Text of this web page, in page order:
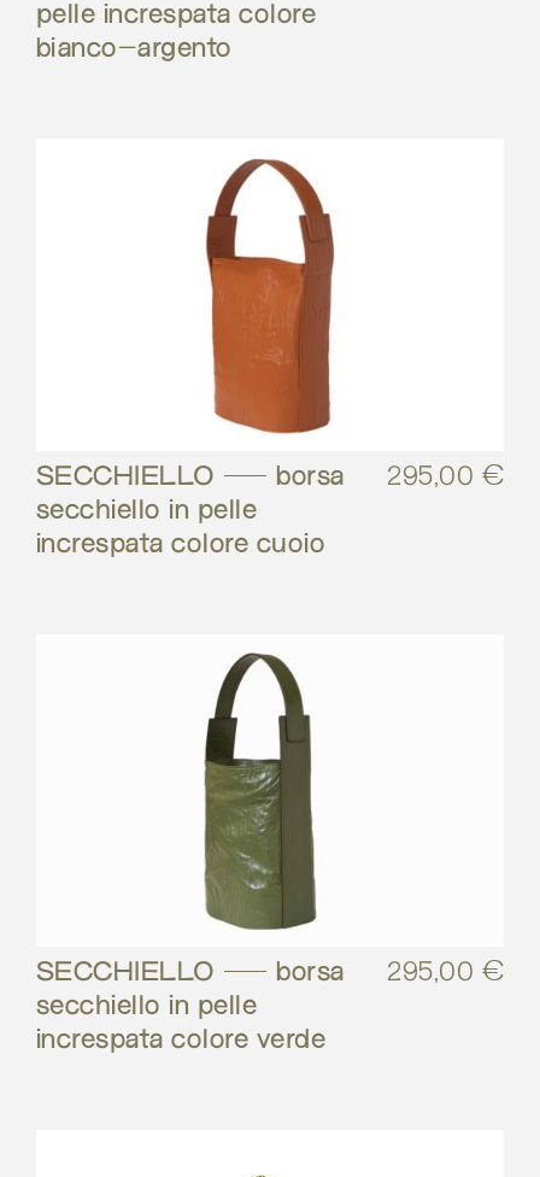
pelle increspata colore
bianco-argento
SECCHIELLO – borsa
secchiello in pelle
increspata colore cuoio
295,00 €
SECCHIELLO – borsa
secchiello in pelle
increspata colore verde
295,00 €